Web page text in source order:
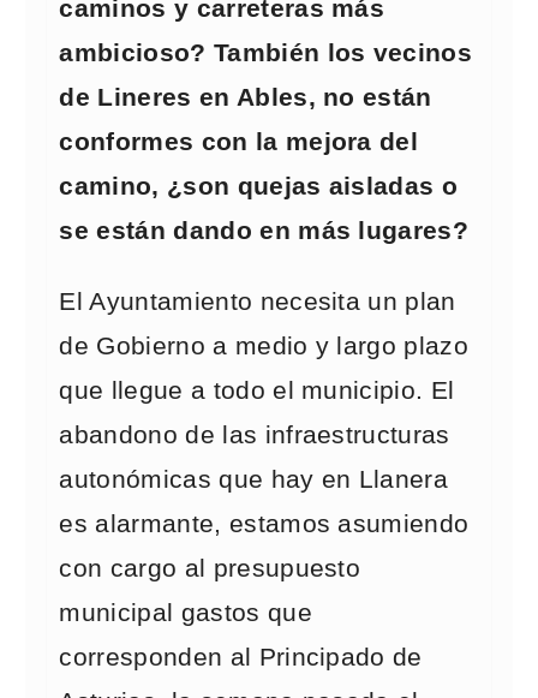
caminos y carreteras más
ambicioso? También los vecinos
de Lineres en Ables, no están
conformes con la mejora del
camino, ¿son quejas aisladas o
se están dando en más lugares?
El Ayuntamiento necesita un plan
de Gobierno a medio y largo plazo
que llegue a todo el municipio. El
abandono de las infraestructuras
autonómicas que hay en Llanera
es alarmante, estamos asumiendo
con cargo al presupuesto
municipal gastos que
corresponden al Principado de